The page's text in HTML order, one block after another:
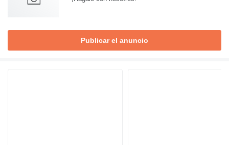
Publicar el anuncio